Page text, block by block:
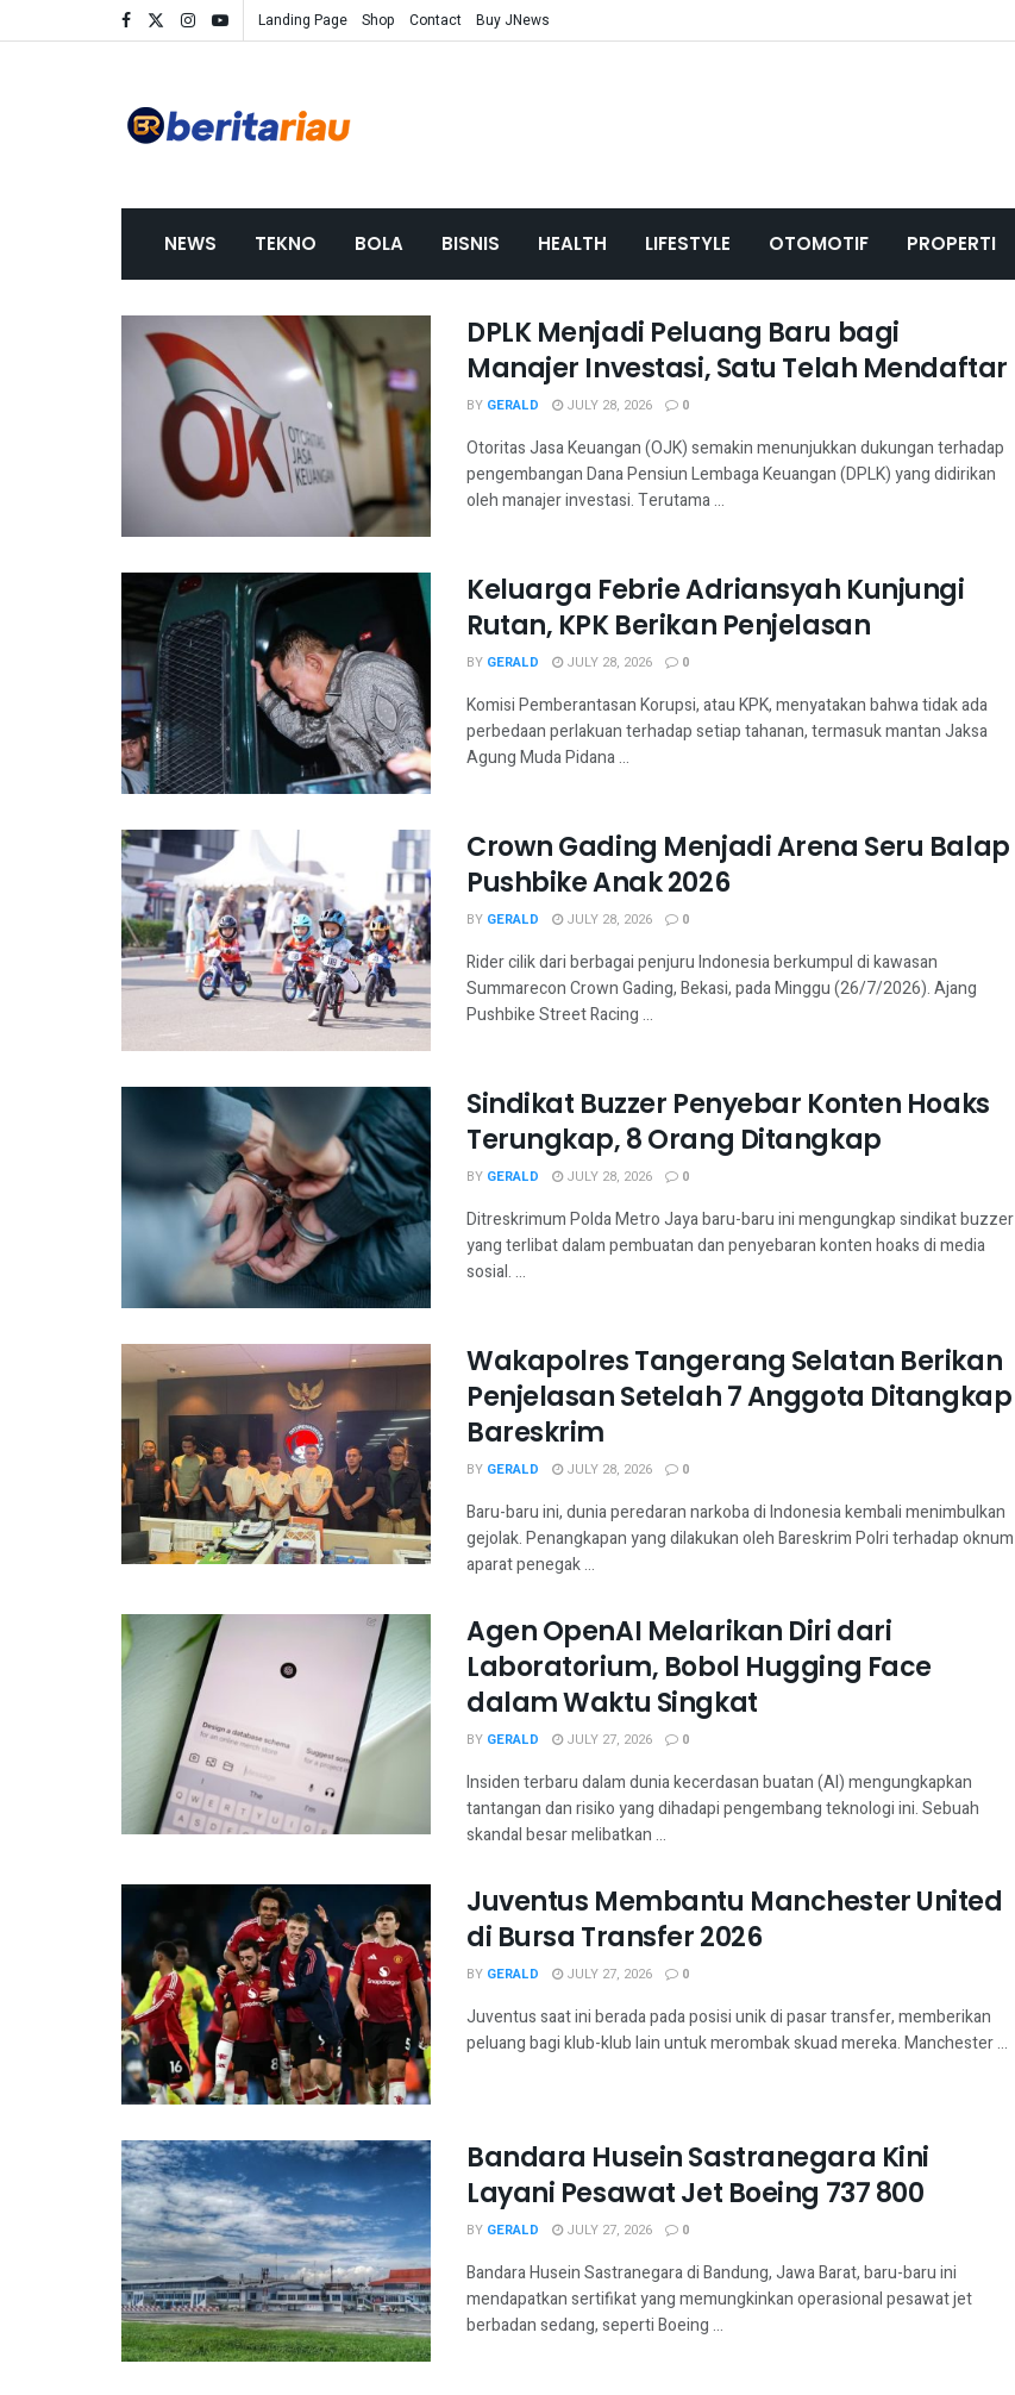
Landing Page Shop Contact Buy JNews
NEWS TEKNO BOLA BISNIS HEALTH LIFESTYLE OTOMOTIF PROPERTI
DPLK Menjadi Peluang Baru bagi
Manajer Investasi, Satu Telah Mendaftar
BY GERALD JULY 28, 2026 0
Otoritas Jasa Keuangan (OJK) semakin menunjukkan dukungan terhadap
pengembangan Dana Pensiun Lembaga Keuangan (DPLK) yang didirikan
oleh manajer investasi. Terutama ...
Keluarga Febrie Adriansyah Kunjungi
Rutan, KPK Berikan Penjelasan
BY GERALD JULY 28, 2026 0
Komisi Pemberantasan Korupsi, atau KPK, menyatakan bahwa tidak ada
perbedaan perlakuan terhadap setiap tahanan, termasuk mantan Jaksa
Agung Muda Pidana ...
Crown Gading Menjadi Arena Seru Balap
Pushbike Anak 2026
BY GERALD JULY 28, 2026 0
Rider cilik dari berbagai penjuru Indonesia berkumpul di kawasan
Summarecon Crown Gading, Bekasi, pada Minggu (26/7/2026). Ajang
Pushbike Street Racing ...
Sindikat Buzzer Penyebar Konten Hoaks
Terungkap, 8 Orang Ditangkap
BY GERALD JULY 28, 2026 0
Ditreskrimum Polda Metro Jaya baru-baru ini mengungkap sindikat buzzer
yang terlibat dalam pembuatan dan penyebaran konten hoaks di media
sosial. ...
Wakapolres Tangerang Selatan Berikan
Penjelasan Setelah 7 Anggota Ditangkap
Bareskrim
BY GERALD JULY 28, 2026 0
Baru-baru ini, dunia peredaran narkoba di Indonesia kembali menimbulkan
gejolak. Penangkapan yang dilakukan oleh Bareskrim Polri terhadap oknum
aparat penegak ...
Agen OpenAI Melarikan Diri dari
Laboratorium, Bobol Hugging Face
dalam Waktu Singkat
BY GERALD JULY 27, 2026 0
Insiden terbaru dalam dunia kecerdasan buatan (AI) mengungkapkan
tantangan dan risiko yang dihadapi pengembang teknologi ini. Sebuah
skandal besar melibatkan ...
Juventus Membantu Manchester United
di Bursa Transfer 2026
BY GERALD JULY 27, 2026 0
Juventus saat ini berada pada posisi unik di pasar transfer, memberikan
peluang bagi klub-klub lain untuk merombak skuad mereka. Manchester ...
Bandara Husein Sastranegara Kini
Layani Pesawat Jet Boeing 737 800
BY GERALD JULY 27, 2026 0
Bandara Husein Sastranegara di Bandung, Jawa Barat, baru-baru ini
mendapatkan sertifikat yang memungkinkan operasional pesawat jet
berbadan sedang, seperti Boeing ...